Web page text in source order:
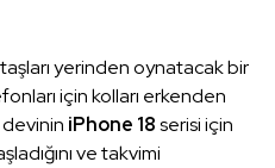
yerinden oynatacak bir
için kolları erkenden
devinin iPhone 18serisi için
ve takvimi